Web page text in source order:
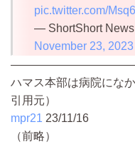
pic.twitter.com/
— ShortShort
November 23, 2023
ハマス本部は病院にな
引用元）
mpr21 23/11/16
（前略）